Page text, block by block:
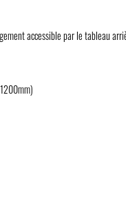
accessible par le tableau